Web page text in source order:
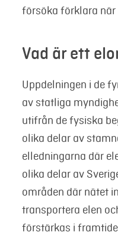
försöka förklara när
Vad är ett
Uppdelningen i de
av statliga
utifrån de fysiska
olika delar av
elledningarna där
olika delar av
områden där nätet
transportera elen
förstärkas i